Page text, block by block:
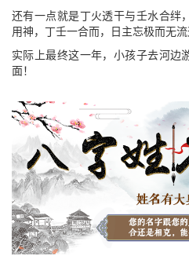
还有一点就是丁火透干与壬水合绊
用神，丁壬一合而，日主忘极而无
实际上最终这一年，小孩子去河边
面！